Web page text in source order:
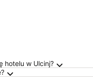
o Ulcinj
hotelu w Ulcinj?